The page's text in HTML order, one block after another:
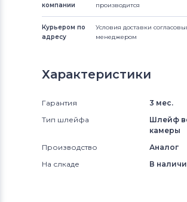
компании
производится
Курьером по
адресу
Условия доставки
менеджером
Характеристики
Гарантия
3 мес.
Тип шлейфа
Шлейф
камеры
Производство
Аналог
На слкаде
В